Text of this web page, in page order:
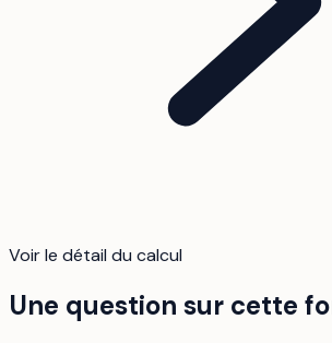
Voir le détail du calcul
Une question sur cette